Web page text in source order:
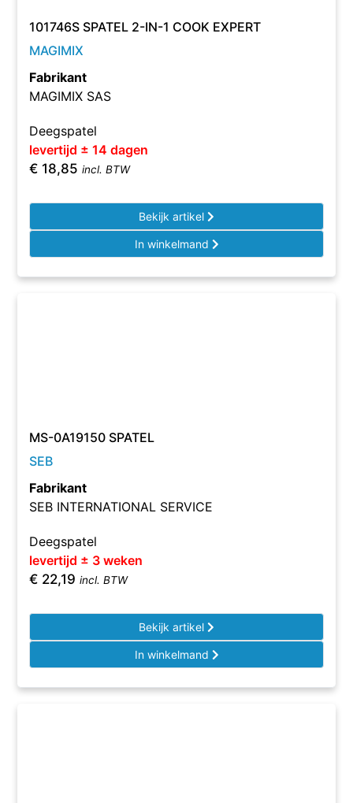
101746S SPATEL 2-IN-1 COOK EXPERT
MAGIMIX
Fabrikant
MAGIMIX SAS
Deegspatel
levertijd ± 14 dagen
€ 18,85 incl. BTW
Bekijk artikel
In winkelmand
MS-0A19150 SPATEL
SEB
Fabrikant
SEB INTERNATIONAL SERVICE
Deegspatel
levertijd ± 3 weken
€ 22,19 incl. BTW
Bekijk artikel
In winkelmand